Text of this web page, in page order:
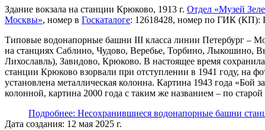
Здание вокзала на станции Крюково, 1913 г. Отдел «Музей
Москвы», номер в Госкаталоге: 12618428, номер по ГИК
Типовые водонапорные башни III класса линии Петербург –
на станциях Саблино, Чудово, Веребье, Торбино, Лыкошино,
Лихославль), Завидово, Крюково. В настоящее время
станции Крюково взорвали при отступлении в 1941 году, на
установлена металлическая колонна. Картина 1943 года «Бой
колонной, картина 2000 года с таким же названием – по
Подробнее: Несохранившиеся водонапорные башни
Дата создания: 12 мая 2025 г.